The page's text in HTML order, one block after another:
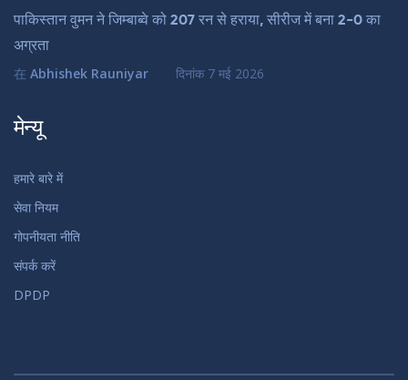
पाकिस्तान वुमन ने जिम्बाब्वे को 207 रन से हराया, सीरीज में बना 2-0 का
अग्रता
在 Abhishek Rauniyar दिनांक 7 मई 2026
मेन्यू
हमारे बारे में
सेवा नियम
गोपनीयता नीति
संपर्क करें
DPDP